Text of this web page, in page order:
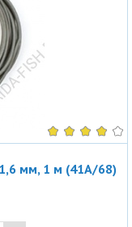
мм, 1 м (41A/68)